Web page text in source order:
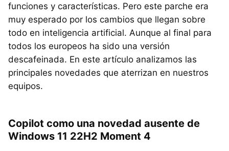
funciones y características. Pero este parche era
muy esperado por los cambios que llegan sobre
todo en inteligencia artificial. Aunque al final para
todos los europeos ha sido una versión
descafeinada. En este artículo analizamos las
principales novedades que aterrizan en nuestros
equipos.
Copilot como una novedad ausente de
Windows 11 22H2 Moment 4